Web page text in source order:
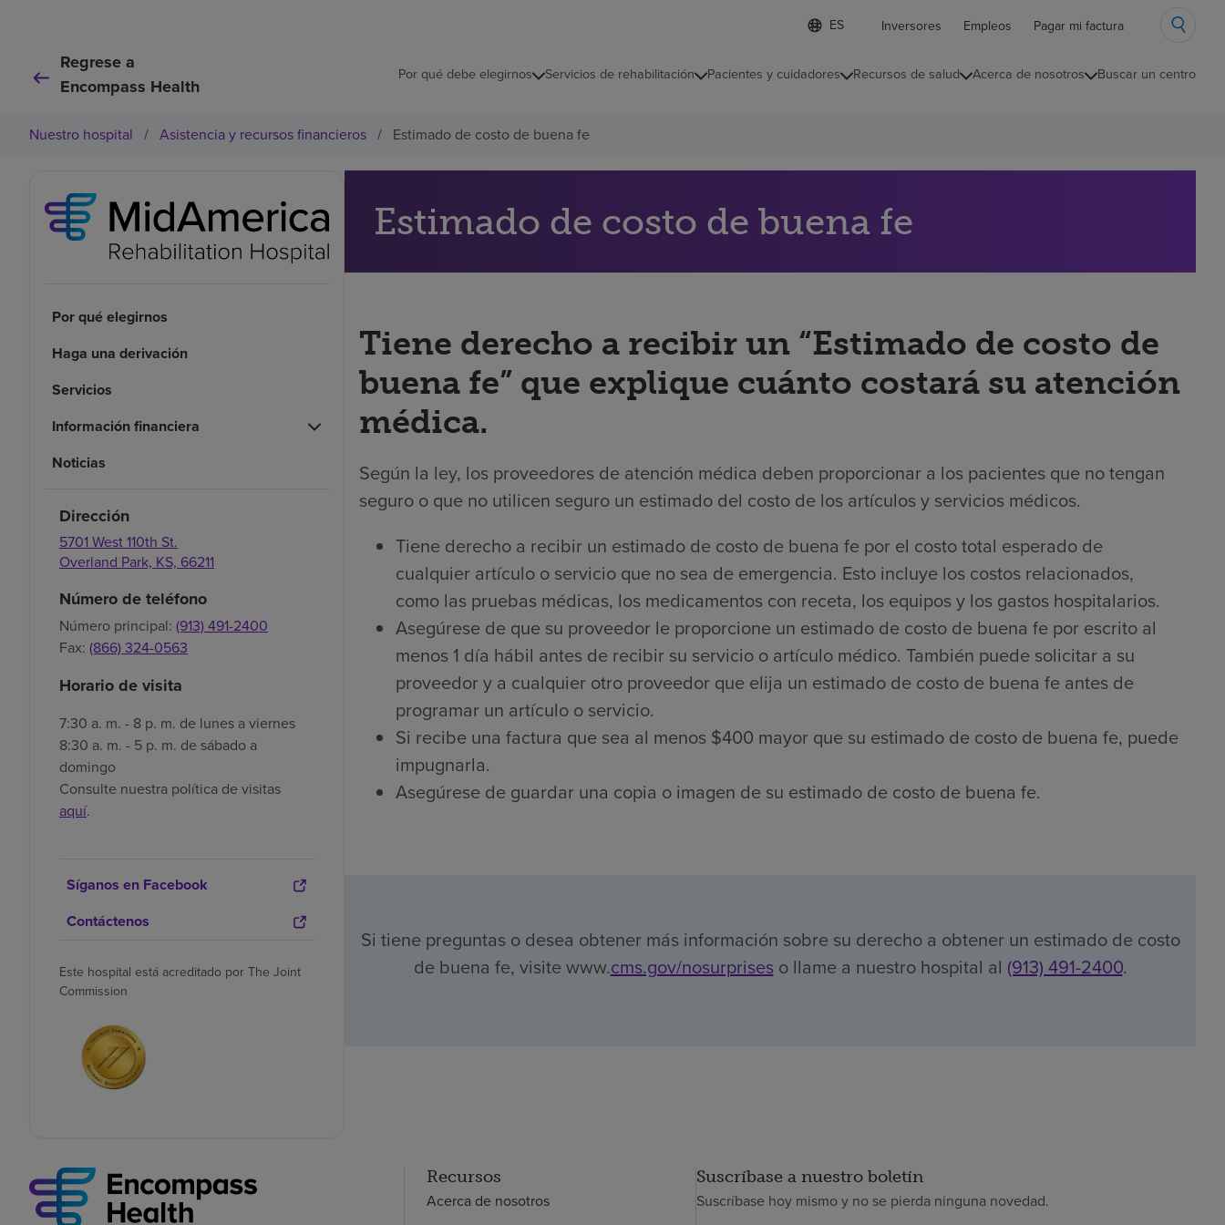
Lista
de
contraída
d
o
e
i
a
Inversores Empleos Pagar mi factura
Regrese a
Encompass Health
Por qué debe elegirnos Servicios de rehabilitación Pacientes y cuidadores Recursos de salud Acerca de nosotros Buscar un centro
Nuestro hospital / Asistencia y recursos financieros / Estimado de costo de buena fe
Por qué elegirnos
Haga una derivación
Servicios
Información financiera
Noticias
Dirección
5701 West 110th St.
Overland Park, KS, 66211
Número de teléfono
Número principal: (913) 491-2400
Fax: (866) 324-0563
Horario de visita
7:30 a. m. - 8 p. m. de lunes a viernes
8:30 a. m. - 5 p. m. de sábado a
domingo
Consulte nuestra política de visitas
aquí.
Síganos en Facebook
Contáctenos
Este hospital está acreditado por The Joint
Commission
Estimado de costo de buena fe
Tiene derecho a recibir un “Estimado de costo de
buena fe” que explique cuánto costará su atención
médica.
Según la ley, los proveedores de atención médica deben proporcionar a los pacientes que no tengan
seguro o que no utilicen seguro un estimado del costo de los artículos y servicios médicos.
Tiene derecho a recibir un estimado de costo de buena fe por el costo total esperado de
cualquier artículo o servicio que no sea de emergencia. Esto incluye los costos relacionados,
como las pruebas médicas, los medicamentos con receta, los equipos y los gastos hospitalarios.
Asegúrese de que su proveedor le proporcione un estimado de costo de buena fe por escrito al
menos 1 día hábil antes de recibir su servicio o artículo médico. También puede solicitar a su
proveedor y a cualquier otro proveedor que elija un estimado de costo de buena fe antes de
programar un artículo o servicio.
Si recibe una factura que sea al menos $400 mayor que su estimado de costo de buena fe, puede
impugnarla.
Asegúrese de guardar una copia o imagen de su estimado de costo de buena fe.
Si tiene preguntas o desea obtener más información sobre su derecho a obtener un estimado de costo
de buena fe, visite www.cms.gov/nosurpriseso llame a nuestro hospital al (913) 491-2400.
Recursos
Acerca de nosotros
Suscríbase a nuestro boletín
Suscríbase hoy mismo y no se pierda ninguna novedad.